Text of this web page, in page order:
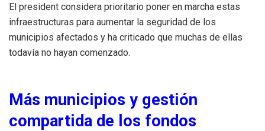
El president considera prioritario poner en marcha estas
infraestructuras para aumentar la seguridad de los
municipios afectados y ha criticado que muchas de ellas
todavía no hayan comenzado.
Más municipios y gestión
compartida de los fondos